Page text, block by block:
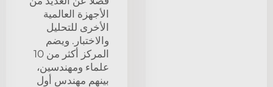
الأجهزة العالمية
الأخرى للتحليل
والاختبار. ويضم
المركز أكثر من 10
علماء ومهندسين،
بينهم مهندس أول